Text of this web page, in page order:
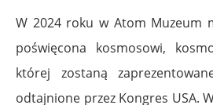
W 2024 roku w Atom Muzeum
poświęcona kosmosowi,
której zostaną
odtajnione przez Kongres USA.